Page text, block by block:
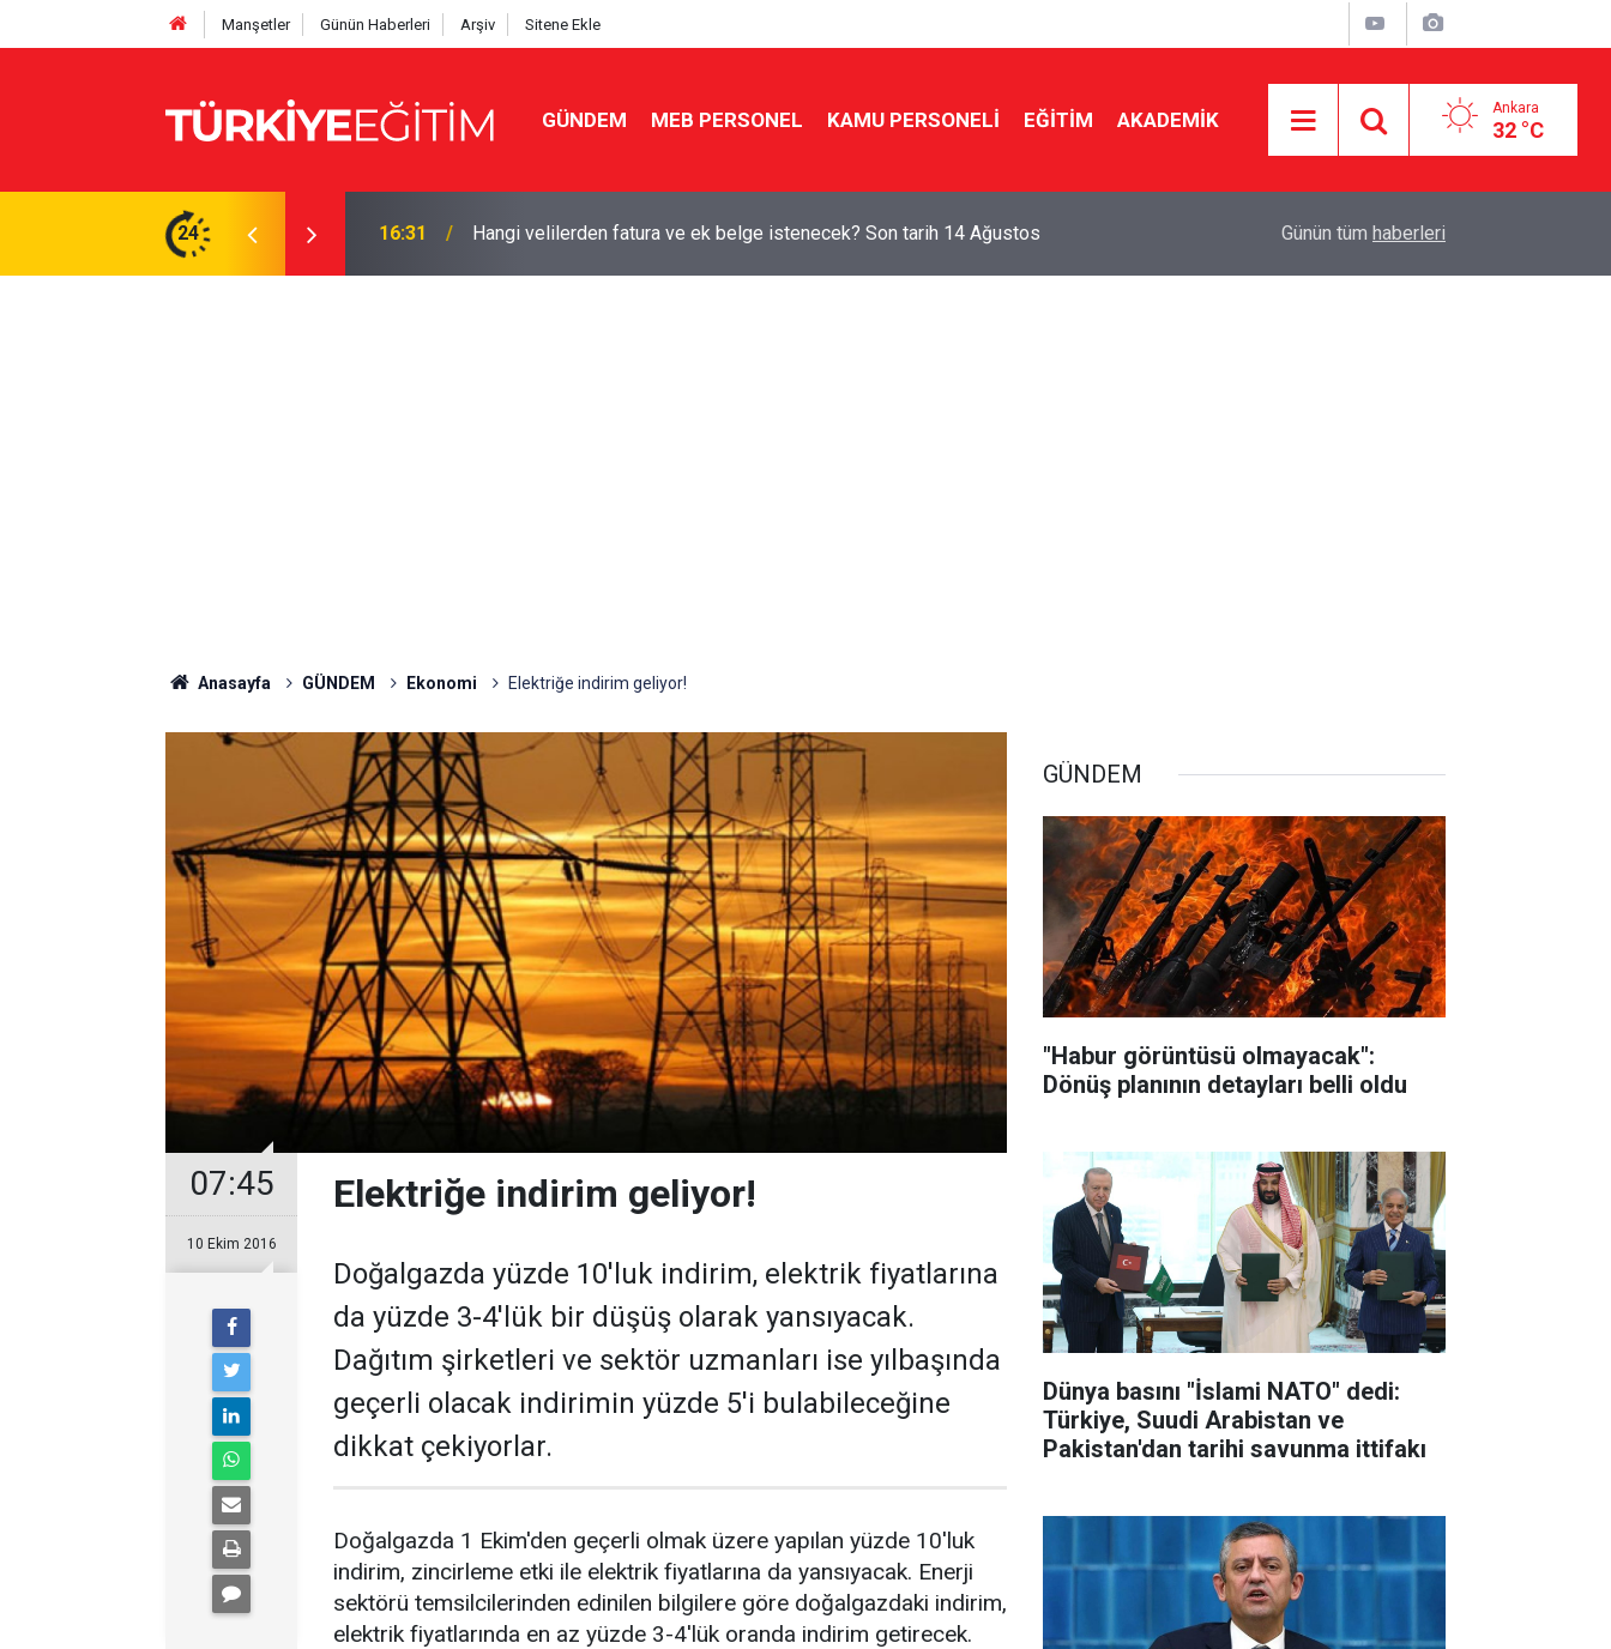
Manşetler Günün Haberleri Arşiv Sitene Ekle
GÜNDEM MEB PERSONEL KAMU PERSONELİ EĞİTİM AKADEMİK Ankara
32 °C
24
MEBBİS ekranı açıldı 16:31 Hangi velilerden fatura ve ek belge istenecek? Son tarih 14 Ağustos Her okula güvenlik görevlisi gelmiyor! İşte
Günün tüm haberleri
Anasayfa GÜNDEM Ekonomi Elektriğe indirim geliyor!
07:45
10 Ekim 2016
Elektriğe indirim geliyor!
Doğalgazda yüzde 10'luk indirim, elektrik fiyatlarına
da yüzde 3-4'lük bir düşüş olarak yansıyacak.
Dağıtım şirketleri ve sektör uzmanları ise yılbaşında
geçerli olacak indirimin yüzde 5'i bulabileceğine
dikkat çekiyorlar.
Doğalgazda 1 Ekim'den geçerli olmak üzere yapılan yüzde 10'luk
indirim, zincirleme etki ile elektrik fiyatlarına da yansıyacak. Enerji
sektörü temsilcilerinden edinilen bilgilere göre doğalgazdaki indirim,
elektrik fiyatlarında en az yüzde 3-4'lük oranda indirim getirecek.
GÜNDEM
"Habur görüntüsü olmayacak":
Dönüş planının detayları belli oldu
Dünya basını "İslami NATO" dedi:
Türkiye, Suudi Arabistan ve
Pakistan'dan tarihi savunma ittifakı